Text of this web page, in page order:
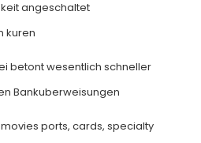
angeschaltet
kuren
betont wesentlich schneller
Bankuberweisungen
ports, cards, specialty